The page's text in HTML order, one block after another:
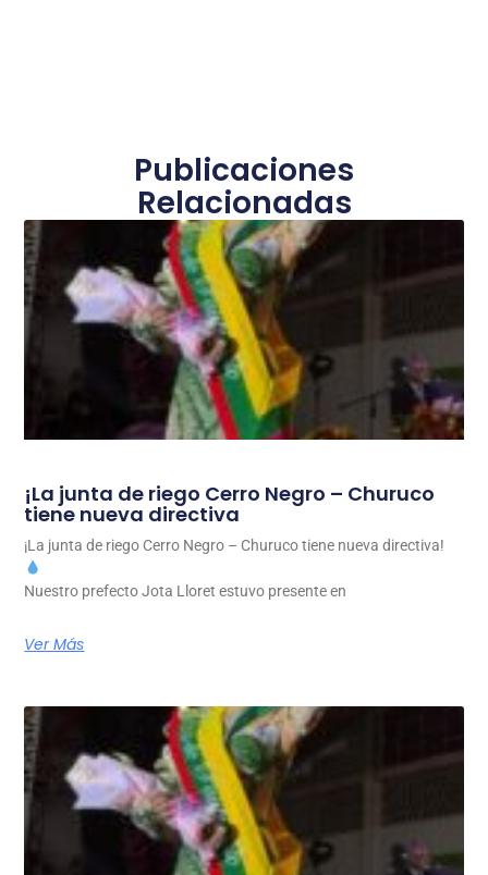
Publicaciones
Relacionadas
¡La junta de riego Cerro Negro – Churuco
tiene nueva directiva
¡La junta de riego Cerro Negro – Churuco tiene nueva directiva!
Nuestro prefecto Jota Lloret estuvo presente en
Ver Más